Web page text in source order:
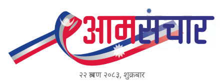
२२ श्रावण २०८३, शुक्रबार